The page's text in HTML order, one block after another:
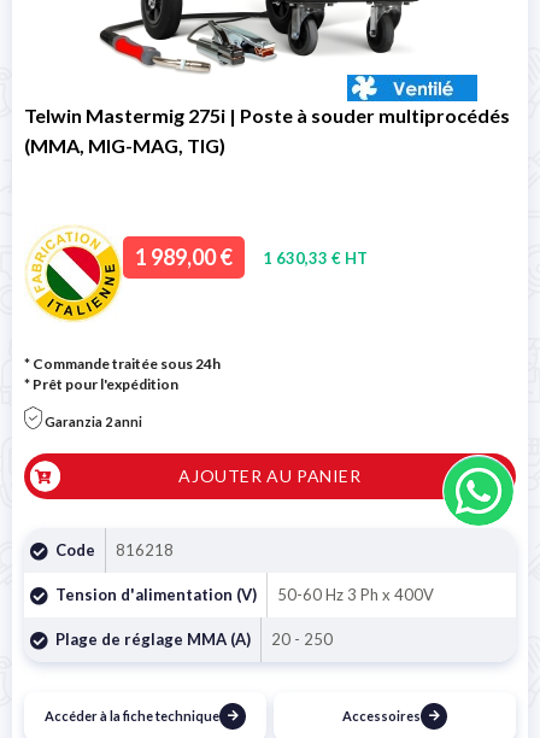
Telwin Mastermig 275i | Poste à souder multiprocédés
(MMA, MIG-MAG, TIG)
1 989,00 € 1 630,33 € HT
* Commande traitée sous 24h
* Prêt pour l'expédition
Garanzia 2 anni
AJOUTER AU PANIER
Code 816218
Tension d'alimentation (V) 50-60 Hz 3 Ph x 400V
Plage de réglage MMA (A) 20 - 250
Accéder à la fiche technique Accessoires